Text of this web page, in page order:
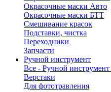
Окрасочные маски Авто
Окрасочные маски БТТ
Смешивание красок
Подставки, чистка
Переходники
Запчасти
Ручной инструмент
Все - Ручной инструмент
Верстаки
Для фототравления